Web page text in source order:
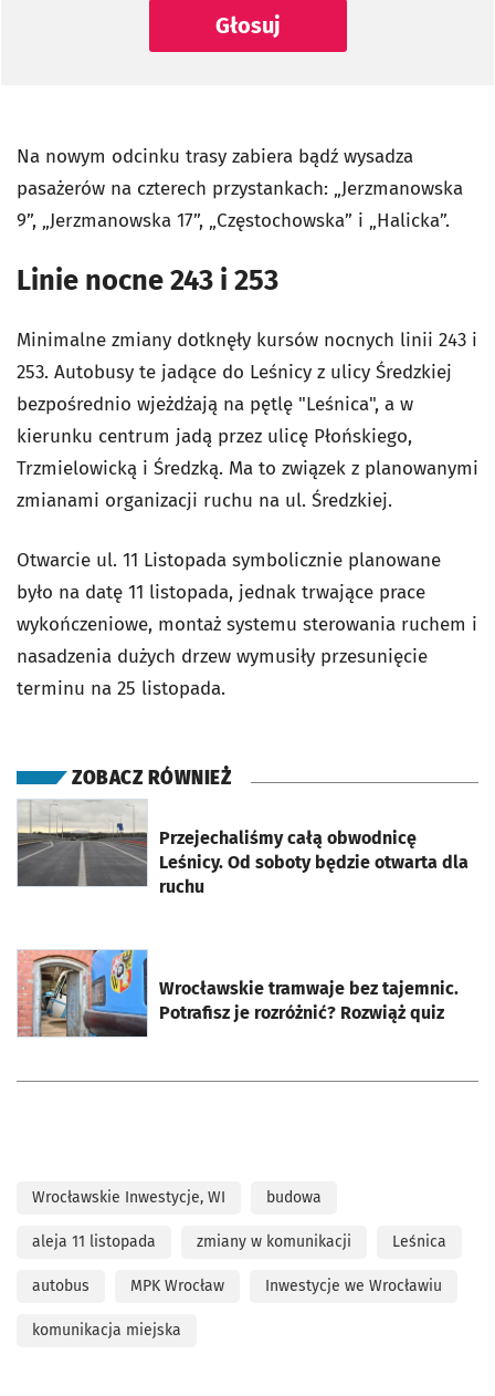
Głosuj
Na nowym odcinku trasy zabiera bądź wysadza
pasażerów na czterech przystankach: „Jerzmanowska
9”, „Jerzmanowska 17”, „Częstochowska” i „Halicka”.
Linie nocne 243 i 253
Minimalne zmiany dotknęły kursów nocnych linii 243 i
253. Autobusy te jadące do Leśnicy z ulicy Średzkiej
bezpośrednio wjeżdżają na pętlę "Leśnica", a w
kierunku centrum jadą przez ulicę Płońskiego,
Trzmielowicką i Średzką. Ma to związek z planowanymi
zmianami organizacji ruchu na ul. Średzkiej.
Otwarcie ul. 11 Listopada symbolicznie planowane
było na datę 11 listopada, jednak trwające prace
wykończeniowe, montaż systemu sterowania ruchem i
nasadzenia dużych drzew wymusiły przesunięcie
terminu na 25 listopada.
ZOBACZ RÓWNIEŻ
Przejechaliśmy całą obwodnicę
Leśnicy. Od soboty będzie otwarta dla
ruchu
otworzy się w nowej karcie
Wrocławskie tramwaje bez tajemnic.
Potrafisz je rozróżnić? Rozwiąż quiz
otworzy się w nowej karcie
Wrocławskie Inwestycje, WI budowa
aleja 11 listopada zmiany w komunikacji Leśnica
autobus MPK Wrocław Inwestycje we Wrocławiu
komunikacja miejska